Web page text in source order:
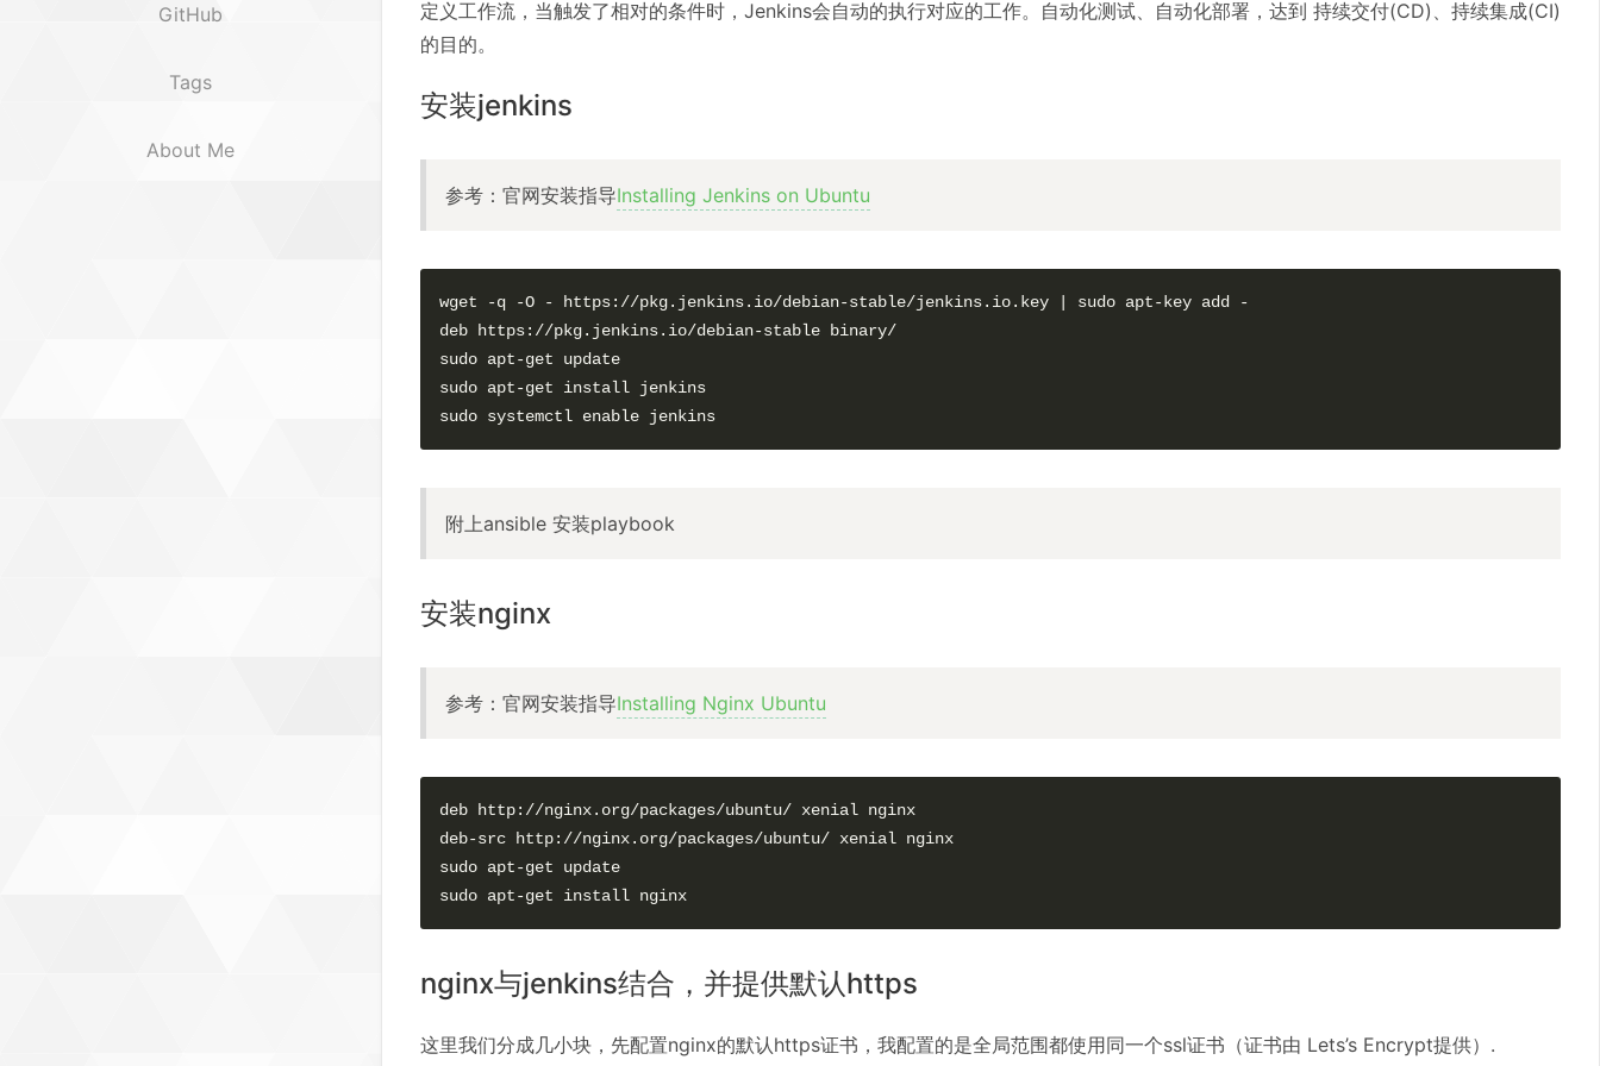
GitHub
Tags
About Me
定义工作流，当触发了相对的条件时，Jenkins会自动的执行对应的工作。自动化测试、自动化部署，达到 持续交付(CD)、持续集成(CI)
的目的。
安装jenkins
参考：官网安装指导Installing Jenkins on Ubuntu
wget -q -O - https://pkg.jenkins.io/debian-stable/jenkins.io.key | sudo apt-key add -
deb https://pkg.jenkins.io/debian-stable binary/
sudo apt-get update
sudo apt-get install jenkins
sudo systemctl enable jenkins
附上ansible 安装playbook
安装nginx
参考：官网安装指导Installing Nginx Ubuntu
deb http://nginx.org/packages/ubuntu/ xenial nginx
deb-src http://nginx.org/packages/ubuntu/ xenial nginx
sudo apt-get update
sudo apt-get install nginx
nginx与jenkins结合，并提供默认https
这里我们分成几小块，先配置nginx的默认https证书，我配置的是全局范围都使用同一个ssl证书（证书由 Lets’s Encrypt提供）.